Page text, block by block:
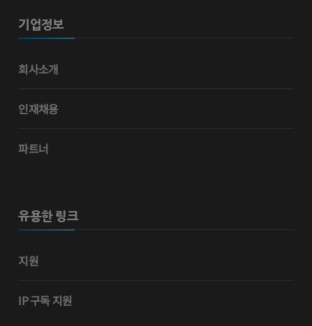
기업정보
회사소개
인재채용
파트너
유용한 링크
지원
IP 구독 지원